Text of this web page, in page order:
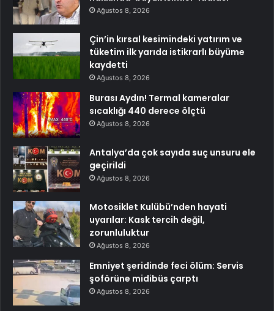
Ağustos 8, 2026
Çin’in kırsal kesimindeki yatırım ve
tüketim ilk yarıda istikrarlı büyüme
kaydetti
Ağustos 8, 2026
Burası Aydın! Termal kameralar
sıcaklığı 440 derece ölçtü
Ağustos 8, 2026
Antalya’da çok sayıda suç unsuru ele
geçirildi
Ağustos 8, 2026
Motosiklet Kulübü’nden hayati
uyarılar: Kask tercih değil,
zorunluluktur
Ağustos 8, 2026
Emniyet şeridinde feci ölüm: Servis
şoförüne midibüs çarptı
Ağustos 8, 2026